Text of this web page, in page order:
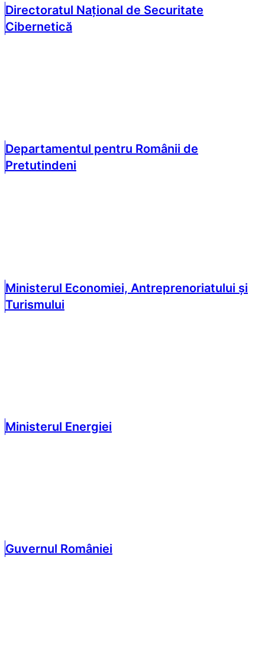
Directoratul Național de Securitate
Cibernetică
Departamentul pentru Românii de
Pretutindeni
Ministerul Economiei, Antreprenoriatului și
Turismului
Ministerul Energiei
Guvernul României